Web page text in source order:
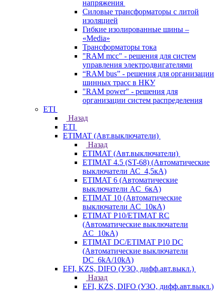
напряжения
Силовые трансформаторы с литой
изоляцией
Гибкие изолированные шины –
«Media»
Трансформаторы тока
"RAM mcc" - решения для систем
управления электродвигателями
“RAM bus” - решения для организации
шинных трасс в НКУ
"RAM power" - решения для
организации систем распределения
ETI
Назад
ETI
ETIMAT (Авт.выключатели)
Назад
ETIMAT (Авт.выключатели)
ETIMAT 4.5 (ST-68) (Автоматические
выключатели АС_4,5кА)
ETIMAT 6 (Автоматические
выключатели AC_6кА)
ETIMAT 10 (Автоматические
выключатели AC_10кА)
ETIMAT P10/ETIMAT RC
(Автоматические выключатели
AC_10кА)
ETIMAT DC/ETIMAT P10 DC
(Автоматические выключатели
DC_6kA/10kA)
EFI, KZS, DIFO (УЗО, дифф.авт.выкл.)
Назад
EFI, KZS, DIFO (УЗО, дифф.авт.выкл.)